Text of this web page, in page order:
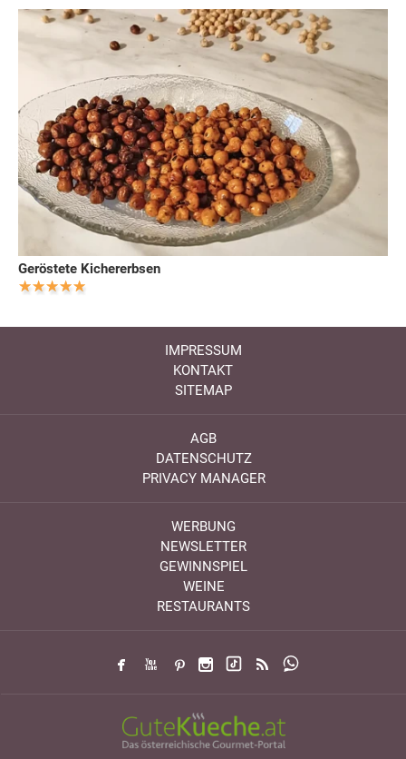
Geröstete Kichererbsen
IMPRESSUM
KONTAKT
SITEMAP
AGB
DATENSCHUTZ
PRIVACY MANAGER
WERBUNG
NEWSLETTER
GEWINNSPIEL
WEINE
RESTAURANTS